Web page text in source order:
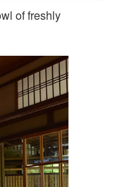
of freshly